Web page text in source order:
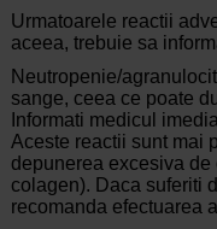
Urmatoarele reactii
aceea, trebuie sa
Neutropenie/
sange, ceea ce poate
Informati medicul
Aceste reactii sunt mai
depunerea excesiva
colagen). Daca suferiti
recomanda efectuarea